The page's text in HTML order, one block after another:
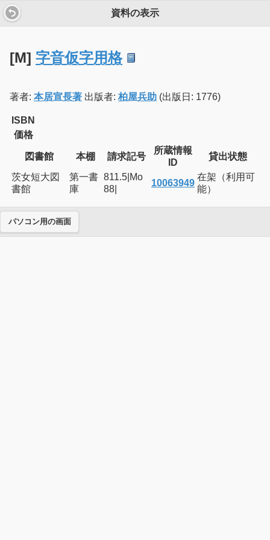
資料の表示
[M] 字音仮字用格
著者: 本居宣長著 出版者: 柏屋兵助 (出版日: 1776)
ISBN
価格
図書館 本棚 請求記号
所蔵情報
ID
貸出状態
茨女短大図
書館
第一書
庫
811.5|Mo
88|
10063949
在架（利用可
能）
パソコン用の画面